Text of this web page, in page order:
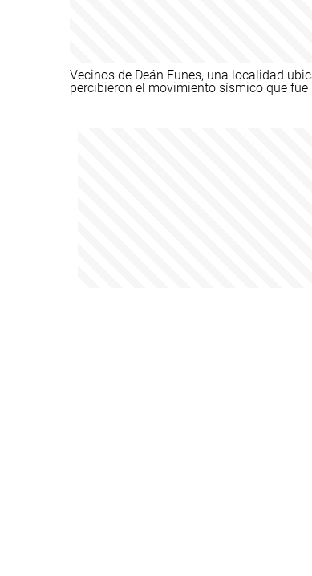
Vecinos de Deán Funes, una localidad
percibieron el movimiento sísmico que fue